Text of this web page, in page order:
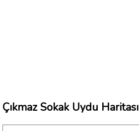
Çıkmaz Sokak Uydu Haritası